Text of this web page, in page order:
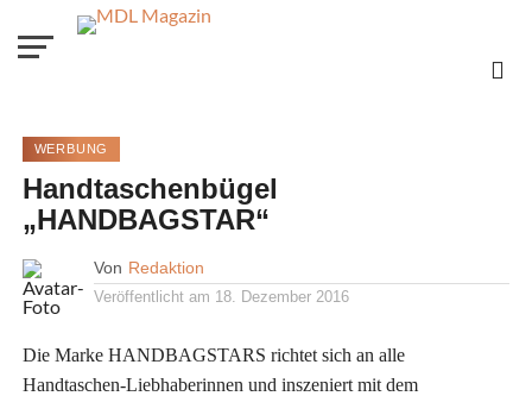
WERBUNG
Handtaschenbügel
„HANDBAGSTAR“
Von Redaktion
Veröffentlicht am 18. Dezember 2016
Die Marke HANDBAGSTARS richtet sich an alle
Handtaschen-Liebhaberinnen und inszeniert mit dem